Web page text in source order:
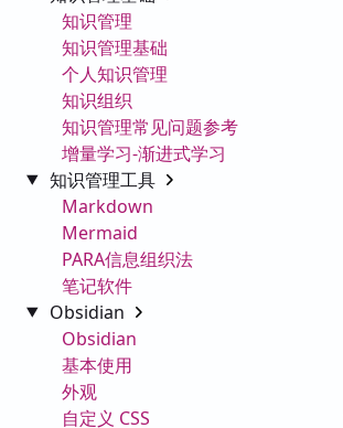
知识管理
知识管理基础
个人知识管理
知识组织
知识管理常见问题参考
增量学习-渐进式学习
知识管理工具
Markdown
Mermaid
PARA信息组织法
笔记软件
Obsidian
Obsidian
基本使用
外观
自定义 CSS